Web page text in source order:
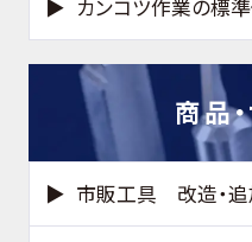
カンコツ作業の標
商品
市販工具 改造・追